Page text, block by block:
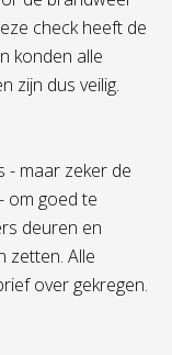
check heeft de
konden alle
zijn dus veilig.
- maar zeker de
om goed te
deuren en
zetten. Alle
over gekregen.